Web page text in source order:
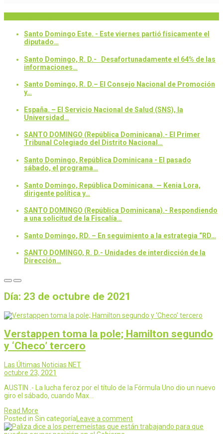
Santo Domingo Este. - Este viernes partió físicamente el
diputado…
Santo Domingo, R. D.- Desafortunadamente el 64% de las
informaciones…
Santo Domingo, R. D.– El Consejo Nacional de Promoción
y…
España. – El Servicio Nacional de Salud (SNS), la
Universidad…
SANTO DOMINGO (República Dominicana).- El Primer
Tribunal Colegiado del Distrito Nacional…
Santo Domingo, República Dominicana - El pasado
sábado, el programa…
Santo Domingo, República Dominicana. — Kenia Lora,
dirigente política y…
SANTO DOMINGO (República Dominicana).- Respondiendo
a una solicitud de la Fiscalía…
Santo Domingo, RD. – En seguimiento a la estrategia “RD…
SANTO DOMINGO, R. D.- Unidades de interdicción de la
Dirección…
Día: 23 de octubre de 2021
Verstappen toma la pole; Hamilton segundo
y ‘Checo’ tercero
Las Últimas Noticias NET
octubre 23, 2021
AUSTIN .- La lucha feroz por el título de la Fórmula Uno dio un nuevo
giro el sábado, cuando Max…
Read More
Posted in Sin categoría Leave a comment